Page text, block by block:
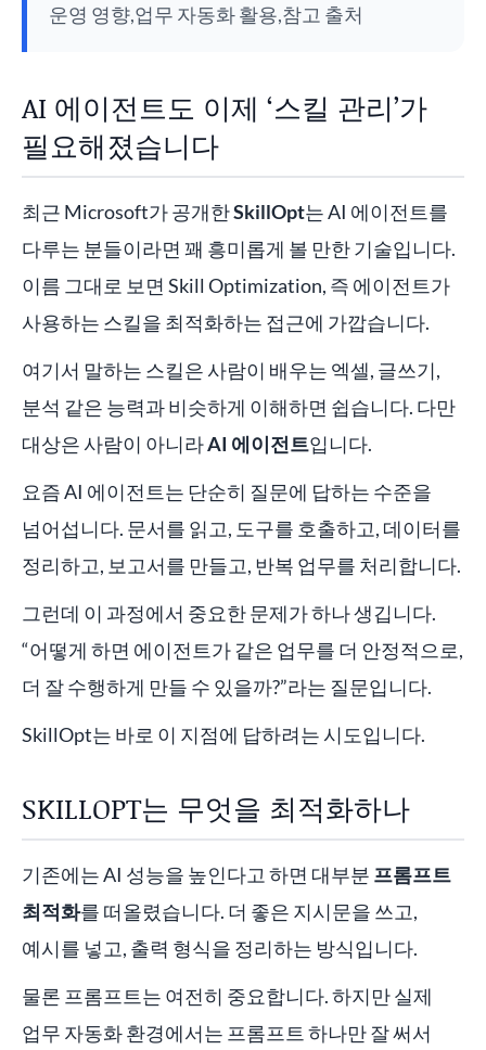
운영 영향,업무 자동화 활용,참고 출처
AI 에이전트도 이제 ‘스킬 관리’가
필요해졌습니다
최근 Microsoft가 공개한SkillOpt는 AI 에이전트를
다루는 분들이라면 꽤 흥미롭게 볼 만한 기술입니다.
이름 그대로 보면 Skill Optimization, 즉 에이전트가
사용하는 스킬을 최적화하는 접근에 가깝습니다.
여기서 말하는 스킬은 사람이 배우는 엑셀, 글쓰기,
분석 같은 능력과 비슷하게 이해하면 쉽습니다. 다만
대상은 사람이 아니라AI 에이전트입니다.
요즘 AI 에이전트는 단순히 질문에 답하는 수준을
넘어섭니다. 문서를 읽고, 도구를 호출하고, 데이터를
정리하고, 보고서를 만들고, 반복 업무를 처리합니다.
그런데 이 과정에서 중요한 문제가 하나 생깁니다.
“어떻게 하면 에이전트가 같은 업무를 더 안정적으로,
더 잘 수행하게 만들 수 있을까?”라는 질문입니다.
SkillOpt는 바로 이 지점에 답하려는 시도입니다.
SKILLOPT는 무엇을 최적화하나
기존에는 AI 성능을 높인다고 하면 대부분 프롬프트
최적화를 떠올렸습니다. 더 좋은 지시문을 쓰고,
예시를 넣고, 출력 형식을 정리하는 방식입니다.
물론 프롬프트는 여전히 중요합니다. 하지만 실제
업무 자동화 환경에서는 프롬프트 하나만 잘 써서